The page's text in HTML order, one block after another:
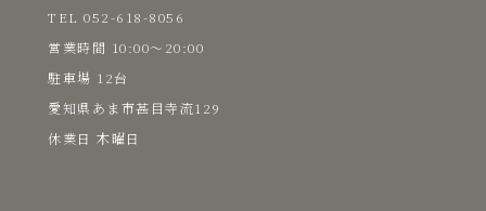
TEL 052-618-8056
​営業時間 10:00～20:00
駐車場 12台
愛知県あま市甚目寺流129
​休業日 木曜日